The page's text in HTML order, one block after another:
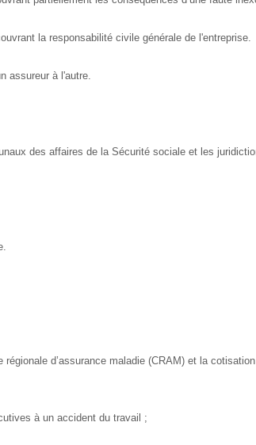
la responsabilité civile générale de l'entreprise.
assureur à l'autre.
des affaires de la Sécurité sociale et les
d’assurance maladie (CRAM) et la
à un accident du travail ;